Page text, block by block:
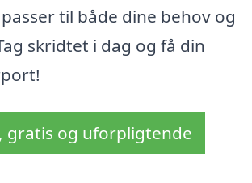
til både dine behov og
skridtet i dag og få din
gratis og uforpligtende